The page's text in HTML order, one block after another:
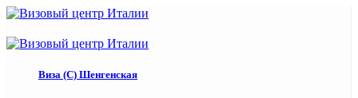
Виза (C) Шенгенская